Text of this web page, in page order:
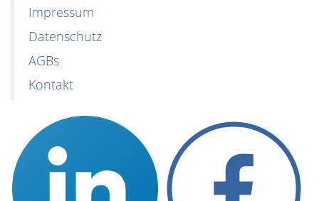
Impressum
Datenschutz
AGBs
Kontakt